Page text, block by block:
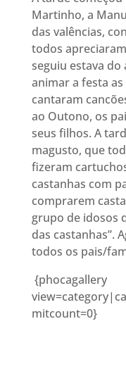
Martinho, a
das valências,
todos
seguiu estava
animar a festa
cantaram
ao Outono, os
seus filhos. A
magusto, que
fizeram
castanhas com
comprarem
grupo de idosos
das castanhas”.
todos os pais/
{phocagallery
mitcount=0}